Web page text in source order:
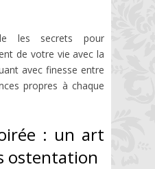
les secrets pour
de votre vie avec la
avec finesse entre
propres à chaque
: un art
ostentation